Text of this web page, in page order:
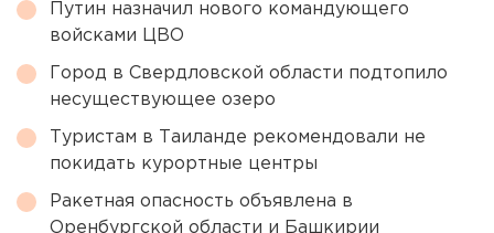
Путин назначил нового командующего
войсками ЦВО
Город в Свердловской области подтопило
несуществующее озеро
Туристам в Таиланде рекомендовали не
покидать курортные центры
Ракетная опасность объявлена в
Оренбургской области и Башкирии